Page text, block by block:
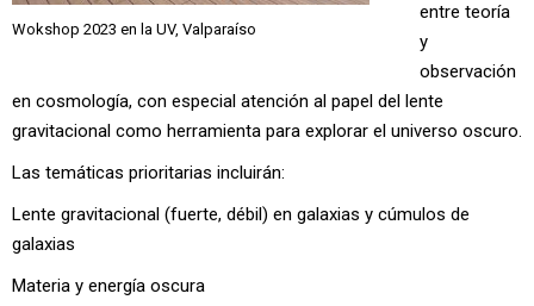
Wokshop 2023 en la UV, Valparaíso
entre teoría
y
observación
en cosmología, con especial atención al papel del lente
gravitacional como herramienta para explorar el universo oscuro.
Las temáticas prioritarias incluirán:
Lente gravitacional (fuerte, débil) en galaxias y cúmulos de
galaxias
Materia y energía oscura